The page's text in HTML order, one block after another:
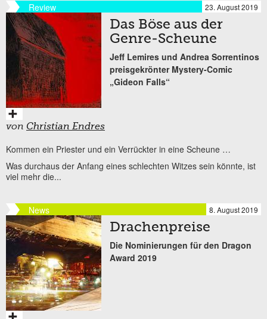
Review 23. August 2019
Das Böse aus der
Genre-Scheune
Jeff Lemires und Andrea Sorrentinos
preisgekrönter Mystery-Comic
„Gideon Falls“
von Christian Endres
Kommen ein Priester und ein Verrückter in eine Scheune …
Was durchaus der Anfang eines schlechten Witzes sein könnte, ist
viel mehr die...
News 8. August 2019
Drachenpreise
Die Nominierungen für den Dragon
Award 2019